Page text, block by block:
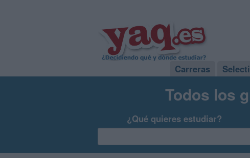
Carreras
Todos los
¿Qué quieres estudiar?